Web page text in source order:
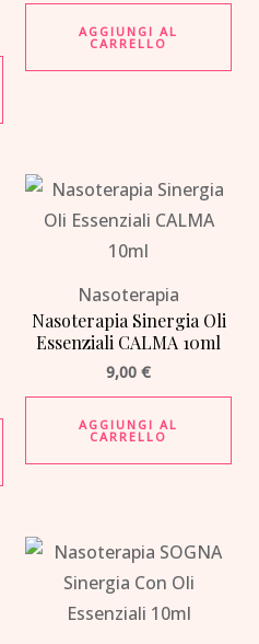
AGGIUNGI AL
CARRELLO
Nasoterapia
Nasoterapia Sinergia Oli
Essenziali CALMA 10ml
9,00€
AGGIUNGI AL
CARRELLO